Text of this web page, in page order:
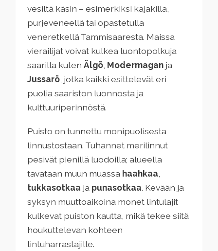
vesiltä käsin – esimerkiksi kajakilla,
purjeveneellä tai opastetulla
veneretkellä Tammisaaresta. Maissa
vierailijat voivat kulkea luontopolkuja
saarilla kuten Älgö Modermagan ja
Jussarö , jotka kaikki esittelevät eri
puolia saariston luonnosta ja
kulttuuriperinnöstä.
Puisto on tunnettu monipuolisesta
linnustostaan. Tuhannet merilinnut
pesivät pienillä luodoilla; alueella
tavataan muun muassa haahkaa
tukkasotkaa ja punasotkaa. Kevään ja
syksyn muuttoaikoina monet lintulajit
kulkevat puiston kautta, mikä tekee siitä
houkuttelevan kohteen
lintuharrastajille.